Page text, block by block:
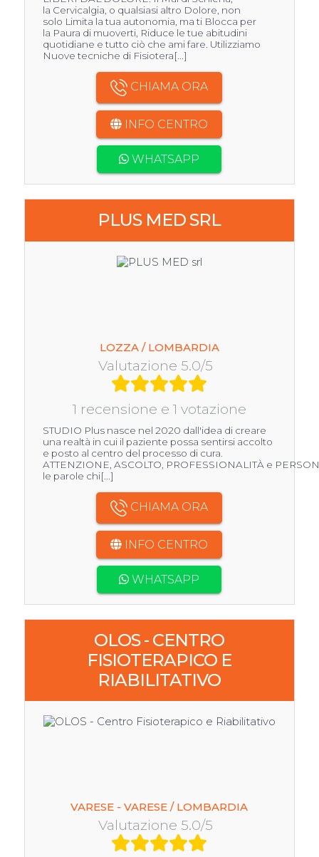
la Cervicalgia, o qualsiasi altro Dolore, non
solo Limita la tua autonomia, ma ti Blocca per
la Paura di muoverti, Riduce le tue abitudini
quotidiane e tutto ciò che ami fare. Utilizziamo
Nuove tecniche di Fisiotera[...]
CHIAMA ORA
INFO CENTRO
WHATSAPP
PLUS MED SRL
LOZZA / LOMBARDIA
Valutazione 5.0/5
1 recensione e 1 votazione
STUDIO Plus nasce nel 2020 dall'idea di creare
una realtà in cui il paziente possa sentirsi accolto
e posto al centro del processo di cura.
ATTENZIONE, ASCOLTO, PROFESSIONALITÀ e
le parole chi[...]
CHIAMA ORA
INFO CENTRO
WHATSAPP
OLOS - CENTRO
FISIOTERAPICO E
RIABILITATIVO
VARESE - VARESE / LOMBARDIA
Valutazione 5.0/5